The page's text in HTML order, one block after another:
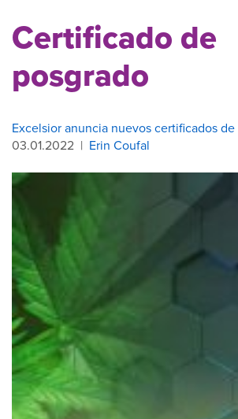
Certificado de
posgrado
Excelsior anuncia nuevos certificados
03.01.2022 | Erin Coufal